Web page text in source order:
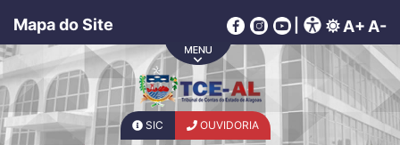
Mapa do Site A+ A-
SIC OUVIDORIA